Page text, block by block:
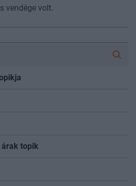
vendége volt.
topik